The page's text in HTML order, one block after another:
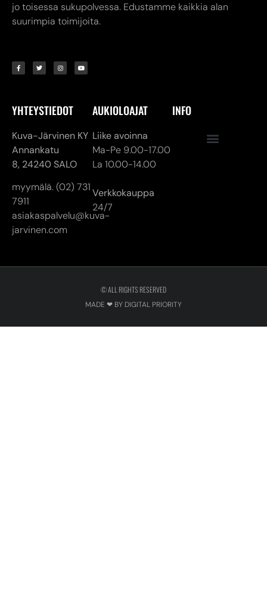
jo toisessa sukupolvessa. Edustamme kaikkia alan
suurimpia toimijoita.
YHTEYSTIEDOT
Kuva-Järvinen KY
Annankatu
8, 24240 SALO
myymälä. (02) 731
7911
asiakaspalvelu@kuva-
jarvinen.com
AUKIOLOAJAT
Liike avoinna
Ma-Pe 9.00-17.00
La 10.00-14.00
Verkkokauppa
24/7
INFO
© ALL RIGHTS RESERVED
MADE ❤ BY DIGITAL PRIORITY